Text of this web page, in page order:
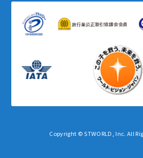
Copyright © STWORLD, Inc. All